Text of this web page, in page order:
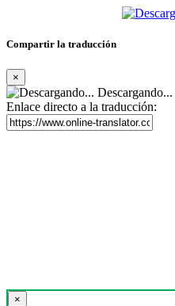
Compartir la traducción
×
Descargando...
Enlace directo a la traducción:
×